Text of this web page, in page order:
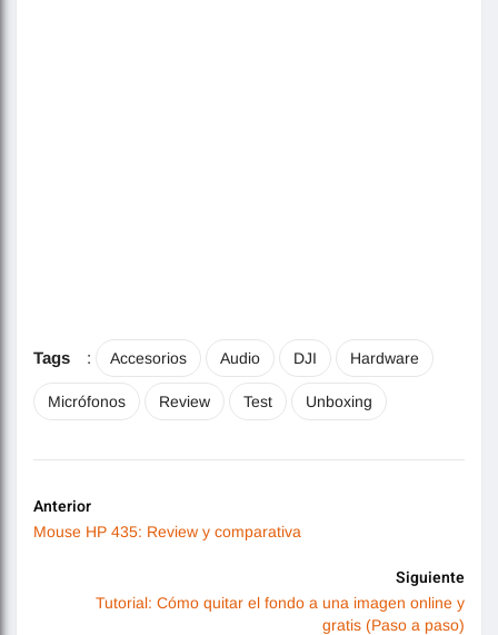
Tags : Accesorios Audio DJI Hardware
Micrófonos Review Test Unboxing
Anterior
Mouse HP 435: Review y comparativa
Siguiente
Tutorial: Cómo quitar el fondo a una imagen online y
gratis (Paso a paso)